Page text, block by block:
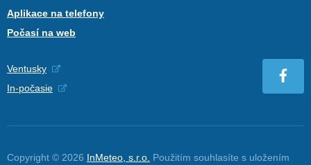
Aplikace na telefony
Počasí na web
Ventusky
In-počasie
Copyright © 2026 InMeteo, s.r.o. Použitím souhlasíte s uložením